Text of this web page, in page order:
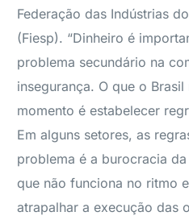
Federação das Indústrias
(Fiesp). “Dinheiro é
problema secundário na
insegurança. O que o
momento é estabelecer
Em alguns setores, as
problema é a burocracia
que não funciona no ritmo
atrapalhar a execução das